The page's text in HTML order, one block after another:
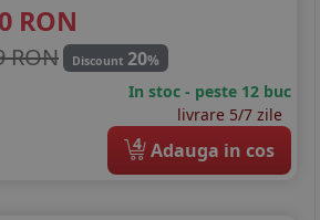
RON
RON Discount 20%
In stoc - peste 12 buc
livrare 5/7 zile
4 Adauga in cos